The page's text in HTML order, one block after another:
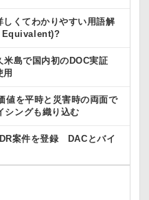
くてわかりやすい用語解
Equivalent)?
米島で国内初のDOC実証
値を平時と災害時の両面で
ングも織り込む
案件を登録 DACとバイ